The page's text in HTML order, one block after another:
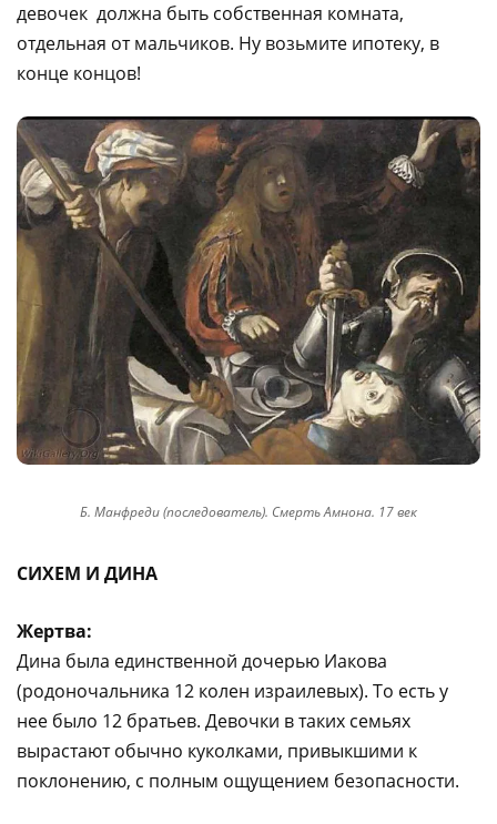
девочек должна быть собственная комната,
отдельная от мальчиков. Ну возьмите ипотеку, в
конце концов!
Б. Манфреди (последователь). Смерть Амнона. 17 век
СИХЕМ И ДИНА
Жертва:
Дина была единственной дочерью Иакова
(родоночальника 12 колен израилевых). То есть у
нее было 12 братьев. Девочки в таких семьях
вырастают обычно куколками, привыкшими к
поклонению, с полным ощущением безопасности.